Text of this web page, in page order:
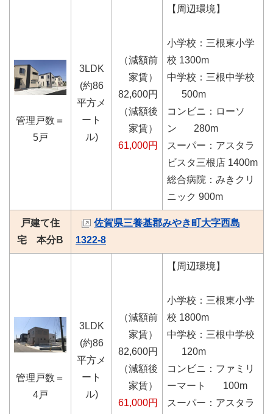
管理戸数＝
5戸
3LDK
(約86
平方メ
ート
ル)
（減額前
家賃）
82,600円
（減額後
家賃）
61,000円
【周辺環境】
小学校：三根東小学
校 1300m
中学校：三根中学校
500m
コンビニ：ローソ
ン 280m
スーパー：アスタラ
ビスタ三根店 1400m
総合病院：みきクリ
ニック 900m
戸建て住
宅 本分B
佐賀県三養基郡みやき町大字西島
1322-8
管理戸数＝
4戸
3LDK
(約86
平方メ
ート
ル)
（減額前
家賃）
82,600円
（減額後
家賃）
61,000円
【周辺環境】
小学校：三根東小学
校 1800m
中学校：三根中学校
120m
コンビニ：ファミリ
ーマート 100m
スーパー：アスタラ